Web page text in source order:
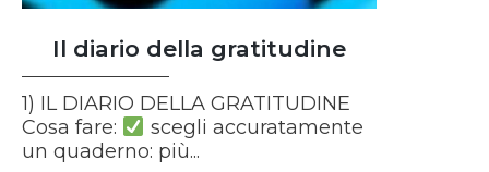
Il diario della gratitudine
1) IL DIARIO DELLA GRATITUDINE
Cosa fare:
scegli accuratamente
un quaderno: più...